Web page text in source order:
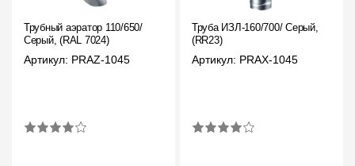
Трубный аэратор 110/650/
Серый, (RAL 7024)
Артикул: PRAZ-1045
Труба ИЗЛ-160/700/ Серый,
(RR23)
Артикул: PRAX-1045